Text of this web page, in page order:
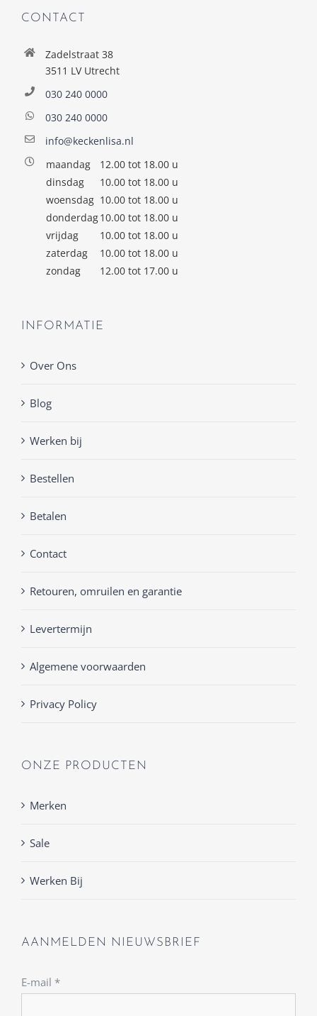
CONTACT
Zadelstraat 38
3511 LV Utrecht
030 240 0000
030 240 0000
info@keckenlisa.nl
maandag
12.00 tot 18.00 u
dinsdag
10.00 tot 18.00 u
woensdag 10.00 tot 18.00 u
donderdag10.00 tot 18.00 u
vrijdag
10.00 tot 18.00 u
zaterdag
10.00 tot 18.00 u
zondag
12.00 tot 17.00 u
INFORMATIE
Over Ons
Blog
Werken bij
Bestellen
Betalen
Contact
Retouren, omruilen en garantie
Levertermijn
Algemene voorwaarden
Privacy Policy
ONZE PRODUCTEN
Merken
Sale
Werken Bij
AANMELDEN NIEUWSBRIEF
E-mail *